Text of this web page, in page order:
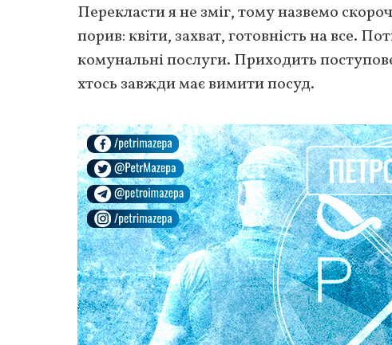
Перекласти я не зміг, тому назвемо
порив: квіти, захват, готовність на все.
комунальні послуги. Приходить
хтось завжди має вимити посуд.